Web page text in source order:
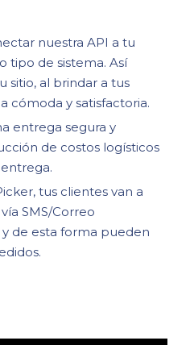
nuestra API a tu
tipo de sistema. Así
sitio, al brindar a tus
cómoda y satisfactoria.
entrega segura y
de costos logísticos
tus clientes van a
SMS/Correo
de esta forma pueden